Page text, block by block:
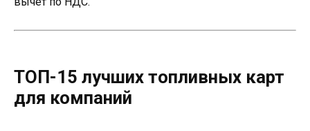
ТОП-15 лучших топливных карт
для компаний